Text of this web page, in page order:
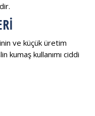
ve küçük üretim
kumaş kullanımı ciddi